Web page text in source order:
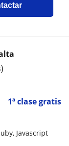
1ª clase gratis
Javascript